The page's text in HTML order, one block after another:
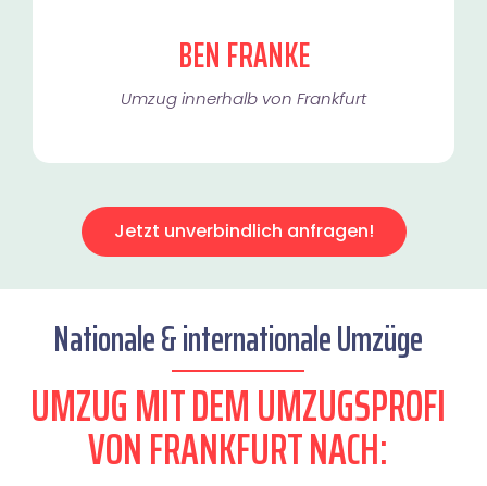
BEN FRANKE
Umzug innerhalb von Frankfurt​
Jetzt unverbindlich anfragen!
Nationale & internationale Umzüge
UMZUG MIT DEM UMZUGSPROFI
VON FRANKFURT NACH: